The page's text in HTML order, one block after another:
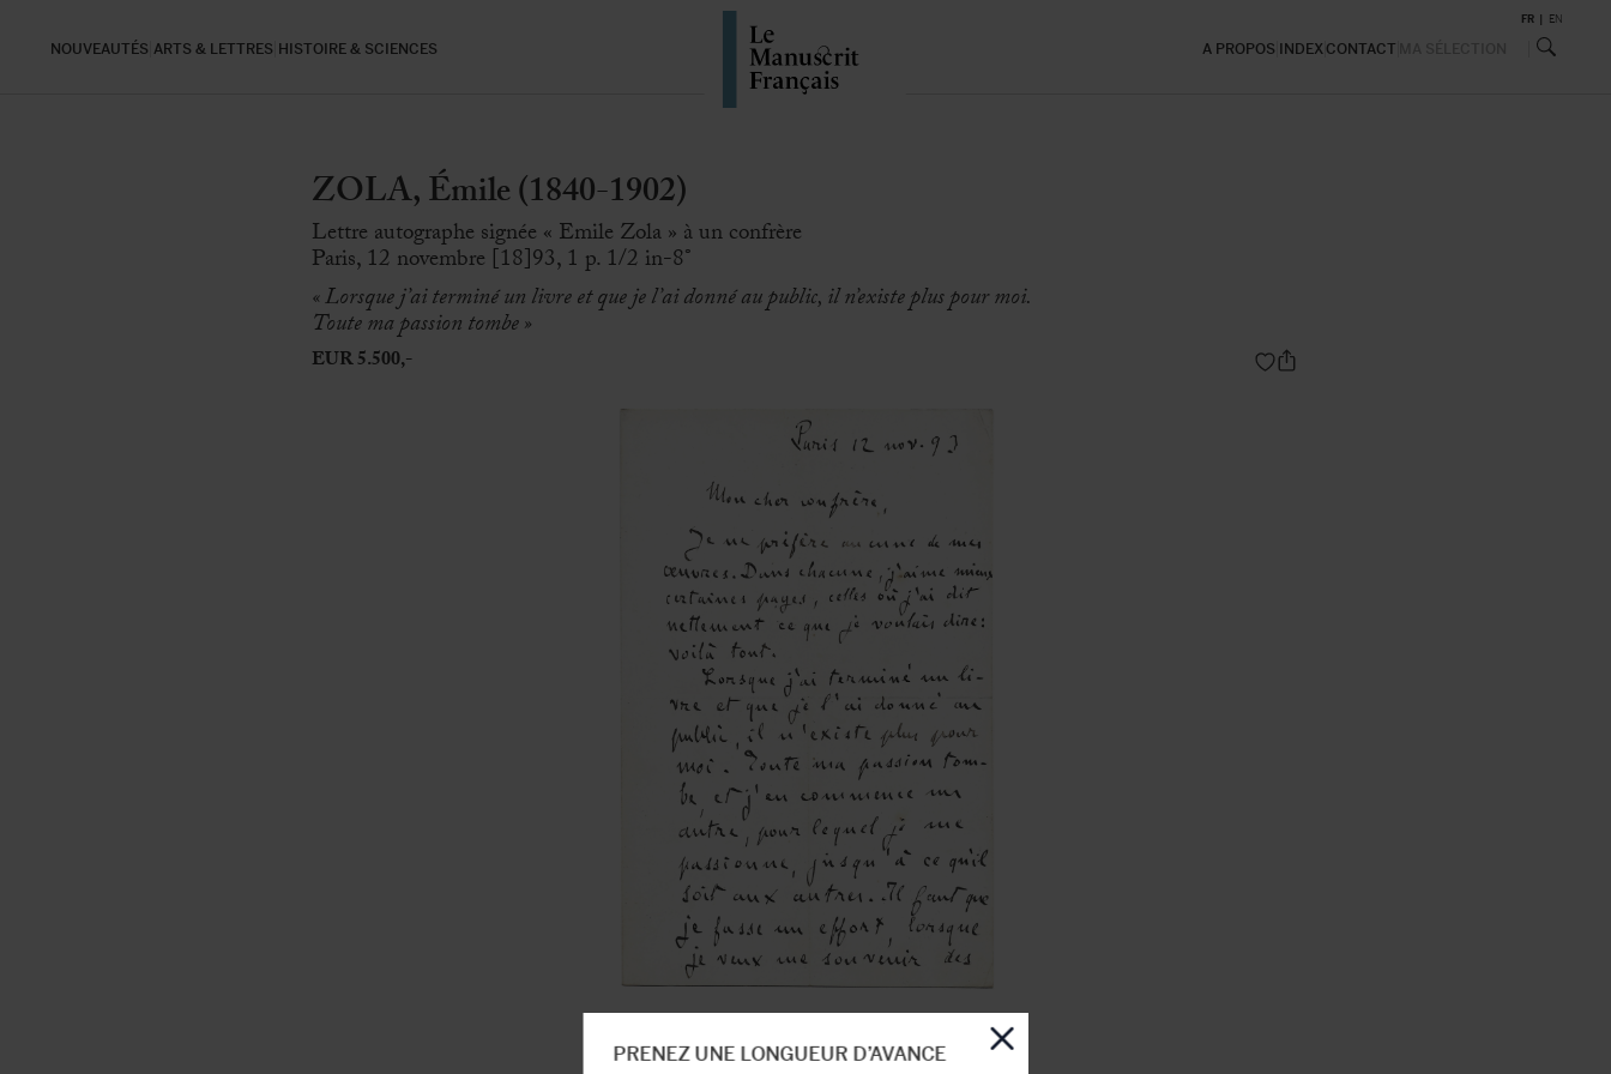
NOUVEAUTÉS ARTS & LETTRES HISTOIRE & SCIENCES A PROPOS INDEXCONTACT
FR EN
ZOLA, Émile (1840-1902)
Lettre autographe signée « Emile Zola » à un confrère
Paris, 12 novembre [18]93, 1 p. 1/2 in-8°
« Lorsque j’ai terminé un livre et que je l’ai donné au public, il n’existe plus pour moi.
Toute ma passion tombe»
EUR 5.500,-
PRENEZ UNE LONGUEUR D’AVANCE